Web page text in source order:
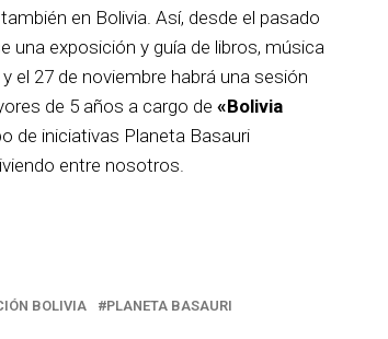
en Bolivia. Así, desde el pasado
una exposición y guía de libros, música
el 27 de noviembre habrá una sesión
de 5 años a cargo de «Bolivia
de iniciativas Planeta Basauri
entre nosotros.
BOLIVIA PLANETA BASAURI